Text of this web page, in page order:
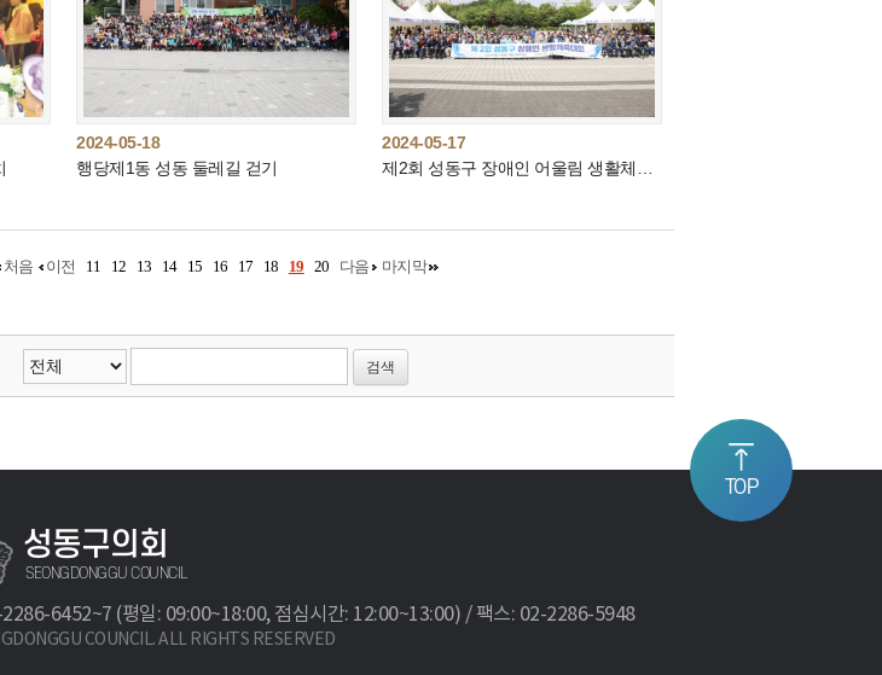
2024-05-18
행당제1동 성동 둘레길 걷기
2024-05-17
제2회 성동구 장애인 어울림 생활체육대회
처음 이전 11 12 13 14 15 16 17 18 19 20 다음 마지막
TOP
성동구의회
SEONGDONGGU COUNCIL
6452~7 (평일: 09:00~18:00, 점심시간: 12:00~13:00) / 팩스: 02-2286-5948
COUNCIL. ALL RIGHTS RESERVED